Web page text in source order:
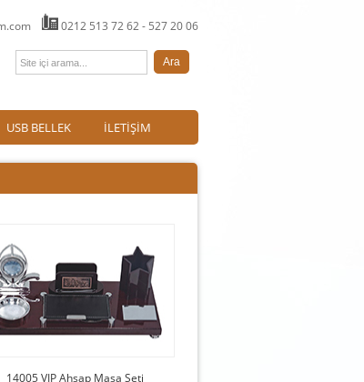
0212 513 72 62 - 527 20 06
USB BELLEK İLETİŞİM
14005 VIP Ahşap Masa Seti